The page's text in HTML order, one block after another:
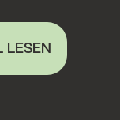
LESEN